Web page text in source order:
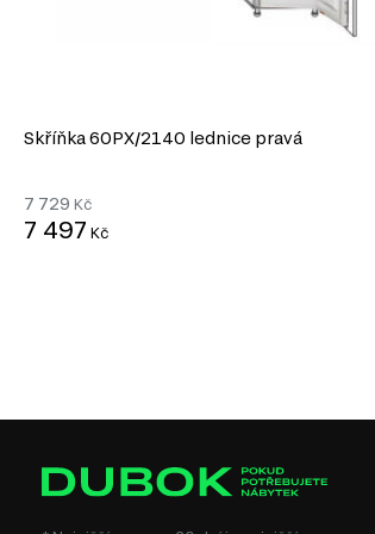
Skříňka 60PХ/2140 lednice pravá
7 729 Kč
7 497 Kč